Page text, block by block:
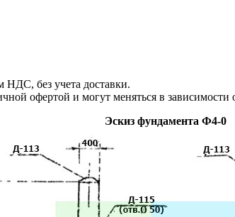
без учета доставки.
офертой и могут меняться в зависимости
Эскиз фундамента Ф4-0